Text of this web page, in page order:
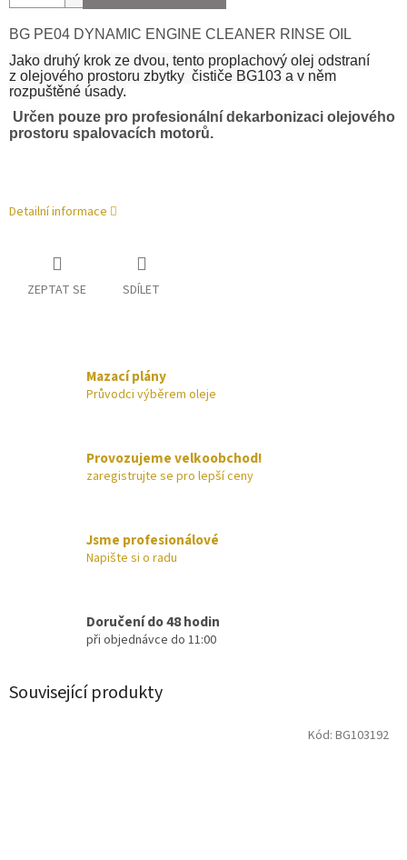
BG PE04 DYNAMIC ENGINE CLEANER RINSE OIL
Jako druhý krok ze dvou, tento proplachový olej odstraní
z olejového prostoru zbytky čističe BG103 a v něm
rozpuštěné úsady.
Určen pouze pro profesionální dekarbonizaci olejového
prostoru spalovacích motorů.
Detailní informace
ZEPTAT SE SDÍLET
Mazací plány
Průvodci výběrem oleje
Provozujeme velkoobchod!
zaregistrujte se pro lepší ceny
Jsme profesionálové
Napište si o radu
Doručení do 48 hodin
při objednávce do 11:00
Související produkty
Kód: BG103192